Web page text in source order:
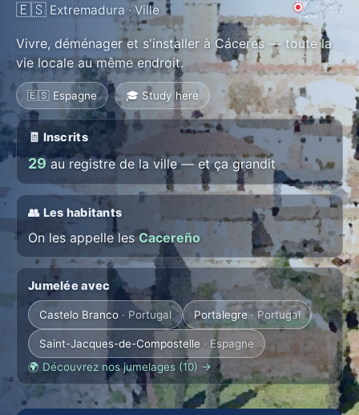
🇪🇸 Extremadura · Ville
Vivre, déménager et s'installer à Cáceres — toute la
vie locale au même endroit.
🇪🇸 Espagne 🎓 Study here
🧾 Inscrits
29au registre de la ville — et ça grandit
👥 Les habitants
On les appelle lesCacereño
Jumelée avec
Castelo Branco · Portugal Portalegre· Portugal
Saint-Jacques-de-Compostelle · Espagne
🌍 Découvrez nos jumelages (10) →